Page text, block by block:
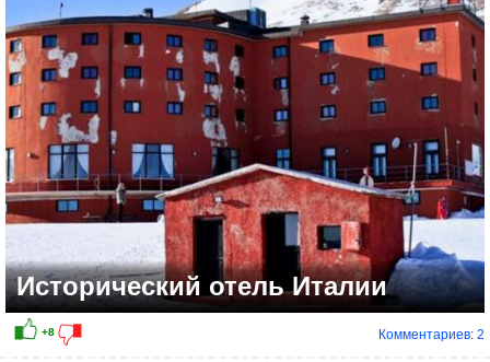
+8
Исторический отель Италии
Комментариев: 2